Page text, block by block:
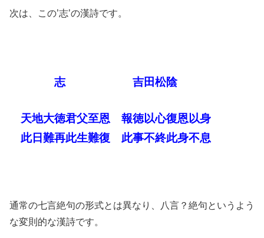
次は、この’志’の漢詩です。
志 吉田松陰
天地大徳君父至恩 報徳以心復恩以身
此日難再此生難復 此事不終此身不息
通常の七言絶句の形式とは異なり、八言？絶句というよう
な変則的な漢詩です。